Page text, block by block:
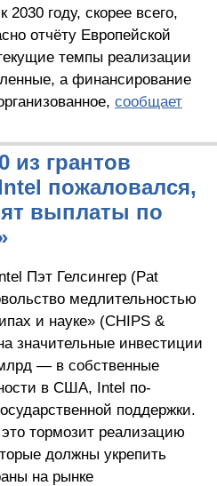
2030 году, скорее всего,
отчёту Европейской
темпы реализации
а финансирование
сообщает
из грантов
пожаловался,
выплаты по
Пэт Гелсингер (Pat
медлительностью
и науке» (CHIPS &
значительные инвестиции
— в собственные
в США, Intel по-
поддержки.
это тормозит реализацию
должны укрепить
на рынке